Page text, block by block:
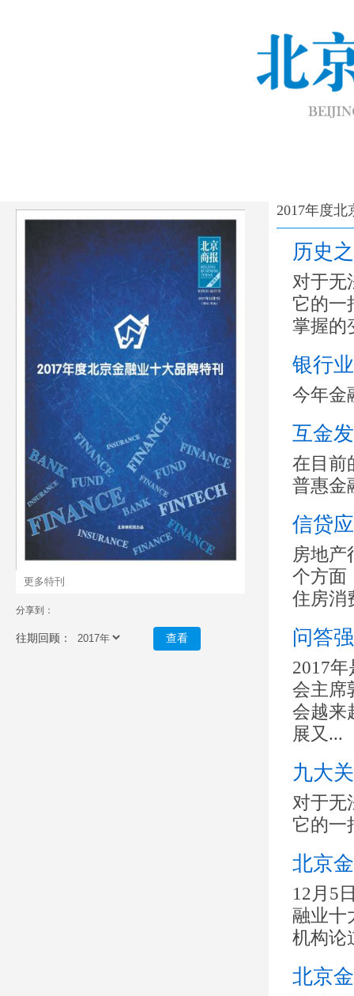
更多特刊
分享到：
往期回顾： 查看
2017年度北
历史
对于无
它的一
掌握的
银行
今年金
互金
在目前
普惠金
信贷
房地产
个方面
住房消
问答
2017
会主席
会越来
展又...
九大
对于无
它的一
北京
12月5
融业十
机构论
北京